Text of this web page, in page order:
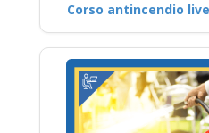
Corso antincendio